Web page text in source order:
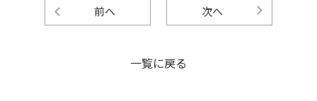
前へ 次へ
一覧に戻る